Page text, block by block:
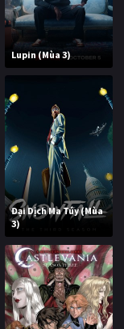
Lupin (Mùa 3)
Đại Dịch Ma Túy (Mùa
3)